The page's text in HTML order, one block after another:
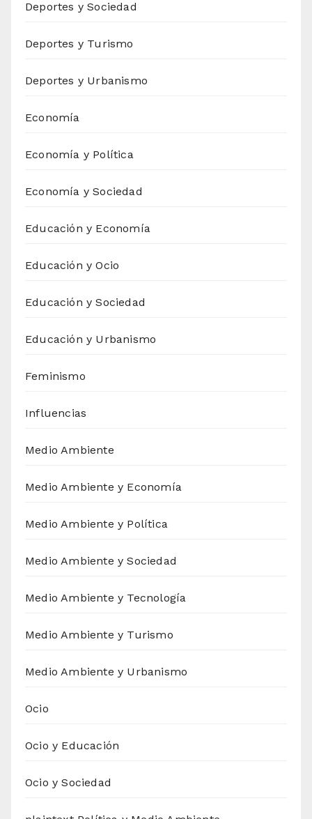
Deportes y Sociedad
Deportes y Turismo
Deportes y Urbanismo
Economía
Economía y Política
Economía y Sociedad
Educación y Economía
Educación y Ocio
Educación y Sociedad
Educación y Urbanismo
Feminismo
Influencias
Medio Ambiente
Medio Ambiente y Economía
Medio Ambiente y Política
Medio Ambiente y Sociedad
Medio Ambiente y Tecnología
Medio Ambiente y Turismo
Medio Ambiente y Urbanismo
Ocio
Ocio y Educación
Ocio y Sociedad